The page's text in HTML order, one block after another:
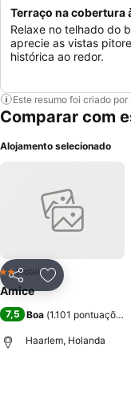
Terraço na cobertura
Relaxe no telhado do
aprecie as vistas
histórica ao redor.
Este resumo foi criado
Comparar com
Alojamento selecionado
PartilharAdicionar
2 Estrelas
Hotel
Amice
7,5 Boa (1.101 pontuações
Haarlem, Holanda